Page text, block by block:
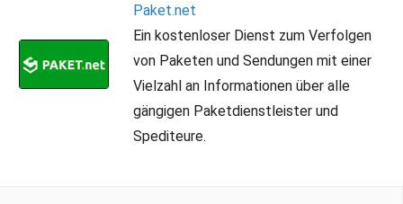
Paket.net
Ein kostenloser Dienst zum Verfolgen
von Paketen und Sendungen mit einer
Vielzahl an Informationen über alle
gängigen Paketdienstleister und
Spediteure.